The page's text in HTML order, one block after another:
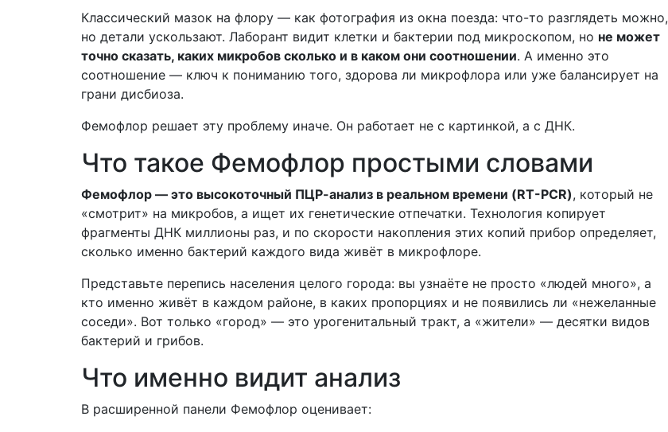
Классический мазок на флору — как фотография из окна поезда: что-то разглядеть можно,
но детали ускользают. Лаборант видит клетки и бактерии под микроскопом, но не может
точно сказать, каких микробов сколько и в каком они соотношении. А именно это
соотношение — ключ к пониманию того, здорова ли микрофлора или уже балансирует на
грани дисбиоза.
Фемофлор решает эту проблему иначе. Он работает не с картинкой, а с ДНК.
Что такое Фемофлор простыми словами
Фемофлор — это высокоточный ПЦР-анализ в реальном времени (RT-PCR), который не
«смотрит» на микробов, а ищет их генетические отпечатки. Технология копирует
фрагменты ДНК миллионы раз, и по скорости накопления этих копий прибор определяет,
сколько именно бактерий каждого вида живёт в микрофлоре.
Представьте перепись населения целого города: вы узнаёте не просто «людей много», а
кто именно живёт в каждом районе, в каких пропорциях и не появились ли «нежеланные
соседи». Вот только «город» — это урогенитальный тракт, а «жители» — десятки видов
бактерий и грибов.
Что именно видит анализ
В расширенной панели Фемофлор оценивает: